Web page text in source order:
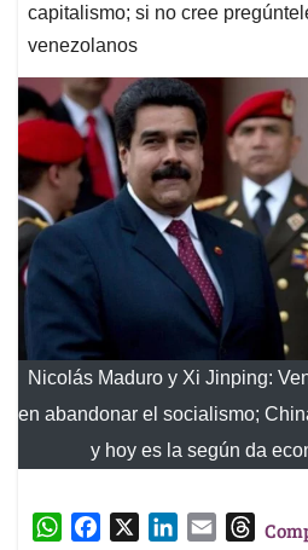
capitalismo; si no cree
venezolanos
Nicolás Maduro y Xi Jinping:
en abandonar el socialismo;
y hoy es la según da
W
T